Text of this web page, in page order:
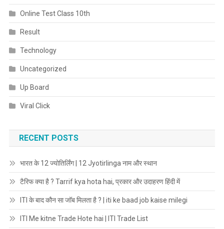
Online Test Class 10th
Result
Technology
Uncategorized
Up Board
Viral Click
RECENT POSTS
भारत के 12 ज्योतिर्लिंग | 12 Jyotirlinga नाम और स्थान
टैरिफ क्या है ? Tarrif kya hota hai, प्रकार और उदाहरण हिंदी में
ITI के बाद कौन सा जॉब मिलता है ? | iti ke baad job kaise milegi
ITI Me kitne Trade Hote hai | ITI Trade List